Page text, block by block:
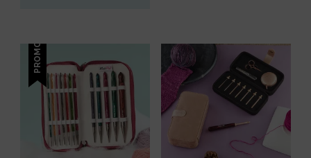
a
plusieurs
variations.
Les
plusieurs
variations.
Les
options
PROMO !